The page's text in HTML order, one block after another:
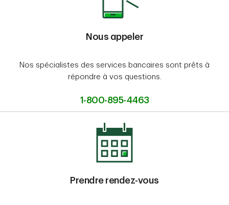
Nous appeler
Nos spécialistes des services bancaires sont prêts à
répondre à vos questions.
1-800-895-4463
Prendre rendez-vous